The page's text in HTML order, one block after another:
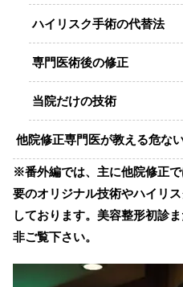
ハイリスク手術の代替法
専門医術後の修正
当院だけの技術
他院修正専門医が教える危な
※番外編では、主に他院修正
要のオリジナル技術やハイリ
しております。美容整形初診
非ご覧下さい。